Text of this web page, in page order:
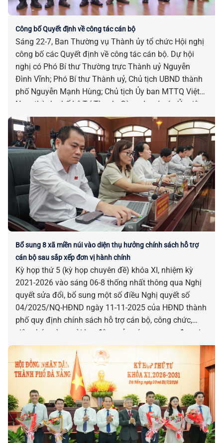
Công bố Quyết định về công tác cán bộ
Sáng 22-7, Ban Thường vụ Thành ủy tổ chức Hội nghị
công bố các Quyết định về công tác cán bộ. Dự hội
nghị có Phó Bí thư Thường trực Thành uỷ Nguyễn
Đình Vĩnh; Phó Bí thư Thành uỷ, Chủ tịch UBND thành
phố Nguyễn Mạnh Hùng; Chủ tịch Ủy ban MTTQ Việt
Nam thành phố Lê Trí Thanh. Cùng dự có các Ủy viên
Ban Thường vụ Thành ủy; đại diện các cơ quan, đơn
vị, địa phương liên quan.
Bổ sung 8 xã miền núi vào diện thụ hưởng chính sách hỗ trợ
cán bộ sau sắp xếp đơn vị hành chính
Kỳ họp thứ 5 (kỳ họp chuyên đề) khóa XI, nhiệm kỳ
2021-2026 vào sáng 06-8 thống nhất thông qua Nghị
quyết sửa đổi, bổ sung một số điều Nghị quyết số
04/2025/NQ-HĐND ngày 11-11-2025 của HĐND thành
phố quy định chính sách hỗ trợ cán bộ, công chức,
viên chức và người lao động của các cơ quan, đơn vị
bị tác động, ảnh hưởng do sắp xếp đơn vị hành chính.